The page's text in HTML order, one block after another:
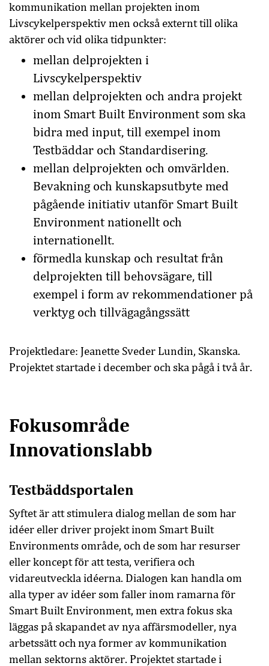
kommunikation mellan projekten inom
Livscykelperspektiv men också externt till olika
aktörer och vid olika tidpunkter:
mellan delprojekten i
Livscykelperspektiv
mellan delprojekten och andra projekt
inom Smart Built Environment som ska
bidra med input, till exempel inom
Testbäddar och Standardisering.
mellan delprojekten och omvärlden.
Bevakning och kunskapsutbyte med
pågående initiativ utanför Smart Built
Environment nationellt och
internationellt.
förmedla kunskap och resultat från
delprojekten till behovsägare, till
exempel i form av rekommendationer på
verktyg och tillvägagångssätt
Projektledare: Jeanette Sveder Lundin, Skanska.
Projektet startade i december och ska pågå i två år.
Fokusområde
Innovationslabb
Testbäddsportalen
Syftet är att stimulera dialog mellan de som har
idéer eller driver projekt inom Smart Built
Environments område, och de som har resurser
eller koncept för att testa, verifiera och
vidareutveckla idéerna. Dialogen kan handla om
alla typer av idéer som faller inom ramarna för
Smart Built Environment, men extra fokus ska
läggas på skapandet av nya affärsmodeller, nya
arbetssätt och nya former av kommunikation
mellan sektorns aktörer. Projektet startade i